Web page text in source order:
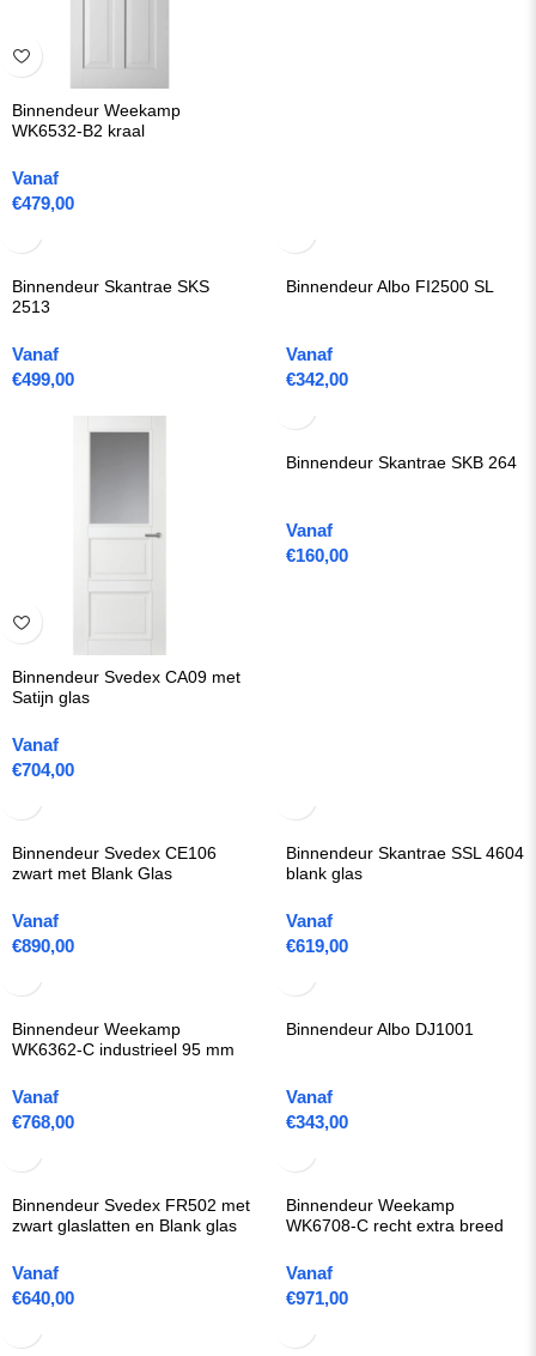
Binnendeur Weekamp
WK6532-B2 kraal
Vanaf
€479,00
Binnendeur Skantrae SKS
2513
Vanaf
€499,00
Binnendeur Albo FI2500 SL
Vanaf
€342,00
Binnendeur Svedex CA09 met
Satijn glas
Vanaf
€704,00
Binnendeur Skantrae SKB 264
Vanaf
€160,00
Binnendeur Svedex CE106
zwart met Blank Glas
Vanaf
€890,00
Binnendeur Skantrae SSL 4604
blank glas
Vanaf
€619,00
Binnendeur Weekamp
WK6362-C industrieel 95 mm
Vanaf
€768,00
Binnendeur Albo DJ1001
Vanaf
€343,00
Binnendeur Svedex FR502 met
zwart glaslatten en Blank glas
Vanaf
€640,00
Binnendeur Weekamp
WK6708-C recht extra breed
Vanaf
€971,00